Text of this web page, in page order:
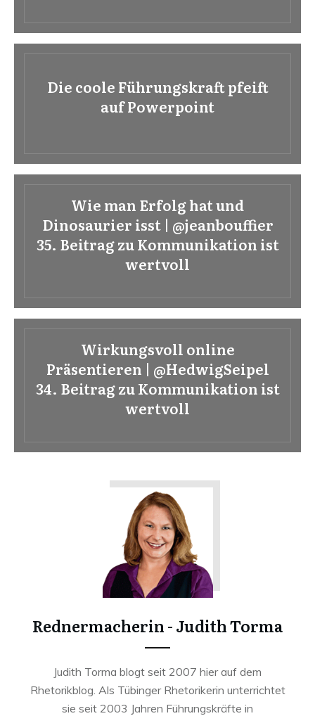
Die coole Führungskraft pfeift
auf Powerpoint
Wie man Erfolg hat und
Dinosaurier isst | @jeanbouffier
35. Beitrag zu Kommunikation ist
wertvoll
Wirkungsvoll online
Präsentieren | @HedwigSeipel
34. Beitrag zu Kommunikation ist
wertvoll
Rednermacherin - Judith Torma
Judith Torma blogt seit 2007 hier auf dem
Rhetorikblog. Als Tübinger Rhetorikerin unterrichtet
sie seit 2003 Jahren Führungskräfte in